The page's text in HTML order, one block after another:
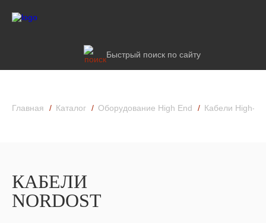
Быстрый поиск по сайту
Главная Каталог Оборудование High End Кабели High-
КАБЕЛИ
NORDOST